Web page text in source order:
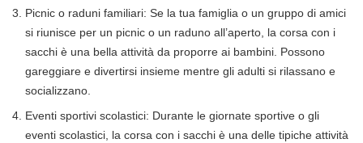
Picnic o raduni familiari: Se la tua famiglia o un gruppo di amici
si riunisce per un picnic o un raduno all’aperto, la corsa con i
sacchi è una bella attività da proporre ai bambini. Possono
gareggiare e divertirsi insieme mentre gli adulti si rilassano e
socializzano.
Eventi sportivi scolastici: Durante le giornate sportive o gli
eventi scolastici, la corsa con i sacchi è una delle tipiche attività